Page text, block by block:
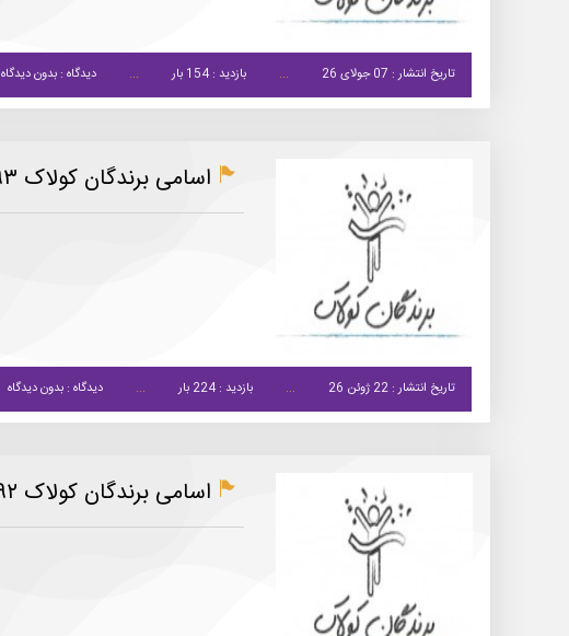
تاریخ انتشار : 07 جولای 26 بازدید : 154 بار دیدگاه : بدون دیدگاه
اسامی برندگان کولاک ۴۹۳
تاریخ انتشار : 22 ژوئن 26 بازدید : 224 بار دیدگاه : بدون دیدگاه
اسامی برندگان کولاک ۴۹۲